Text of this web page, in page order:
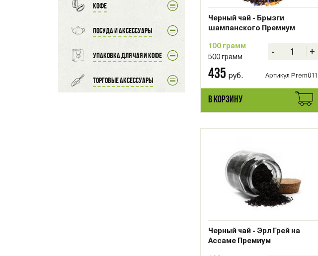
Кофе
Посуда и аксессуары
Упаковка для чая и кофе
Торговые аксессуары
Черный чай - Брызги
шампанского Премиум
100 грамм
500 грамм
- +
435 руб. Артикул Prem011
В КОРЗИНУ
Черный чай - Эрл Грей на
Ассаме Премиум